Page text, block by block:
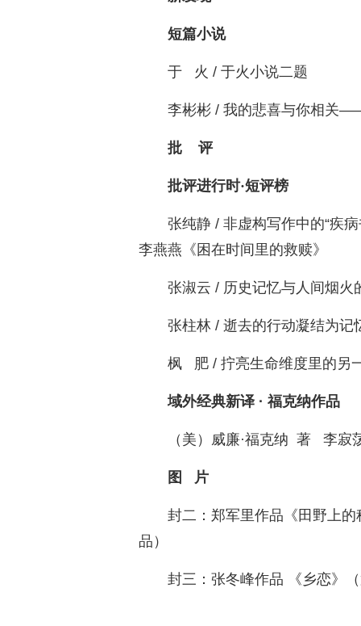
短篇小说
于 火 / 于火小说二题
李彬彬 / 我的悲喜与你相关
批 评
批评进行时·短评榜
张纯静 / 非虚构写作中的“疾
李燕燕《困在时间里的救赎》
张淑云 / 历史记忆与人间烟
张柱林 / 逝去的行动凝结为
枫 肥 / 拧亮生命维度里的另
域外经典新译 · 福克纳作品
（美）威廉·福克纳 著 李寂
图 片
封二：郑军里作品《田野上
品）
封三：张冬峰作品 《乡恋》